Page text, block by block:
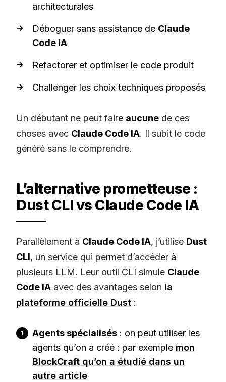
architecturales
Déboguer sans assistance de Claude
Code IA
Refactorer et optimiser le code produit
Challenger les choix techniques proposés
Un débutant ne peut faire aucune de ces
choses avec Claude Code IA. Il subit le code
généré sans le comprendre.
L’alternative prometteuse :
Dust CLI vs Claude Code IA
Parallèlement à Claude Code IA, j’utilise Dust
CLI, un service qui permet d’accéder à
plusieurs LLM. Leur outil CLI simule Claude
Code IA avec des avantages selon la
plateforme officielle Dust :
Agents spécialisés : on peut utiliser les
agents qu’on a créé : par exemple mon
BlockCraft qu’on a étudié dans un
autre article